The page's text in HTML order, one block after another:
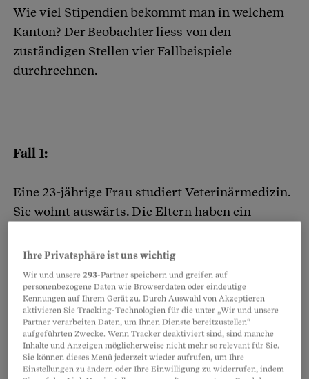
Artikel teilen
Wie viel Stipendien bekommt man in welchem
Kanton? Der Beobachter liess von den
zuständigen Stellen vier Fallbeispiele
durchrechnen.
Fall 1:
Eine 23-jährige Frau studiert Veterinärmedizin.
Sie wohnt auswärts. Die Eltern haben ein
und kein Vermögen.
Fall 2:
Ein 24-jähriger Mann, verheiratet, ein Kind,
Ihre Privatsphäre ist uns wichtig
Wir und unsere293-Partner speichern und greifen auf
personenbezogene Daten wie Browserdaten oder eindeutige
Kennungen auf Ihrem Gerät zu. Durch Auswahl von Akzeptieren
aktivieren Sie Tracking-Technologien für die unter „Wir und unsere
Partner verarbeiten Daten, um Ihnen Dienste bereitzustellen“
aufgeführten Zwecke. Wenn Tracker deaktiviert sind, sind manche
Inhalte und Anzeigen möglicherweise nicht mehr so relevant für Sie.
Sie können dieses Menü jederzeit wieder aufrufen, um Ihre
Einstellungen zu ändern oder Ihre Einwilligung zu widerrufen, indem